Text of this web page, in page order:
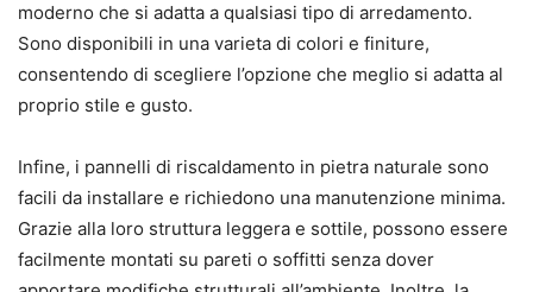
moderno che si adatta a qualsiasi tipo di arredamento.
Sono disponibili in una varieta di colori e finiture,
consentendo di scegliere l’opzione che meglio si adatta al
proprio stile e gusto.
Infine, i pannelli di riscaldamento in pietra naturale sono
facili da installare e richiedono una manutenzione minima.
Grazie alla loro struttura leggera e sottile, possono essere
facilmente montati su pareti o soffitti senza dover